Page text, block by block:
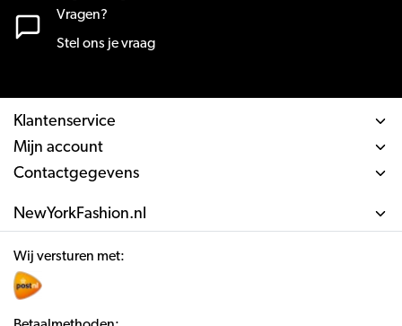
Vragen?
Stel ons je vraag
Klantenservice
Mijn account
Contactgegevens
NewYorkFashion.nl
Wij versturen met: